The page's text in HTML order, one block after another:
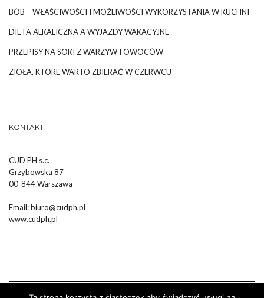
BÓB – WŁAŚCIWOŚCI I MOŻLIWOŚCI WYKORZYSTANIA W KUCHNI
DIETA ALKALICZNA A WYJAZDY WAKACYJNE
PRZEPISY NA SOKI Z WARZYW I OWOCÓW
ZIOŁA, KTÓRE WARTO ZBIERAĆ W CZERWCU
KONTAKT
CUD PH s.c.
Grzybowska 87
00-844 Warszawa
Email:biuro@cudph.pl
www.cudph.pl